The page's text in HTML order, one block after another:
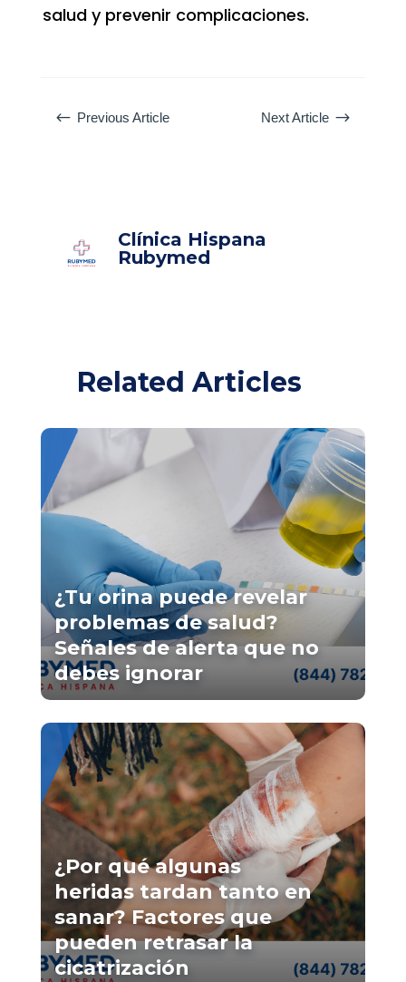
salud y prevenir complicaciones.
# Previous Article Next Article $
Clínica Hispana
Rubymed
Related Articles
¿Tu orina puede revelar
problemas de salud?
Señales de alerta que no
debes ignorar
¿Por qué algunas
heridas tardan tanto en
sanar? Factores que
pueden retrasar la
cicatrización